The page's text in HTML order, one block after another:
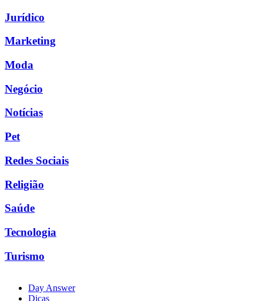
Jurídico
Marketing
Moda
Negócio
Notícias
Pet
Redes Sociais
Religião
Saúde
Tecnologia
Turismo
Day Answer
Dicas